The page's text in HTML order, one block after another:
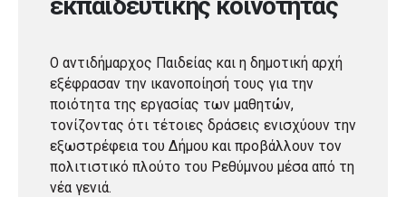
Ο αντιδήμαρχος Παιδείας και η δημοτική αρχή
εξέφρασαν την ικανοποίησή τους για την
ποιότητα της εργασίας των μαθητών,
τονίζοντας ότι τέτοιες δράσεις ενισχύουν την
εξωστρέφεια του Δήμου και προβάλλουν τον
πολιτιστικό πλούτο του Ρεθύμνου μέσα από τη
νέα γενιά.